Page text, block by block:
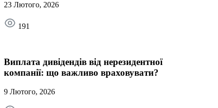
23 Лютого, 2026
191
Виплата дивідендів від нерезидентної
компанії: що важливо враховувати?
9 Лютого, 2026